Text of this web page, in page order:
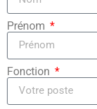
Prénom
Fonction